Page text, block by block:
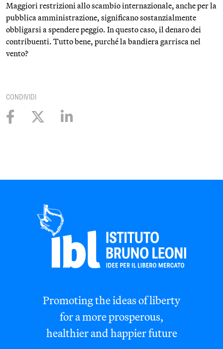
Maggiori restrizioni allo scambio internazionale, anche per la
pubblica amministrazione, significano sostanzialmente
obbligarsi a spendere peggio. In questo caso, il denaro dei
contribuenti. Tutto bene, purché la bandiera garrisca nel
vento?
CONDIVIDI
Promoting the ideas of liberty
for a more prosperous,
healthier and happier future